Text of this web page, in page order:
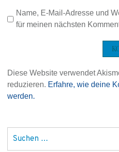
Name, E-Mail-Adresse und
für meinen nächsten
Diese Website verwendet
reduzieren. Erfahre, wie deine
werden.